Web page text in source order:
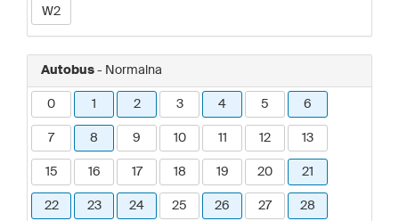
W2
Autobus - Normalna
0 1 2 3 4 5 6
7 8 9 10 11 12 13
15 16 17 18 19 20 21
22 23 24 25 26 27 28